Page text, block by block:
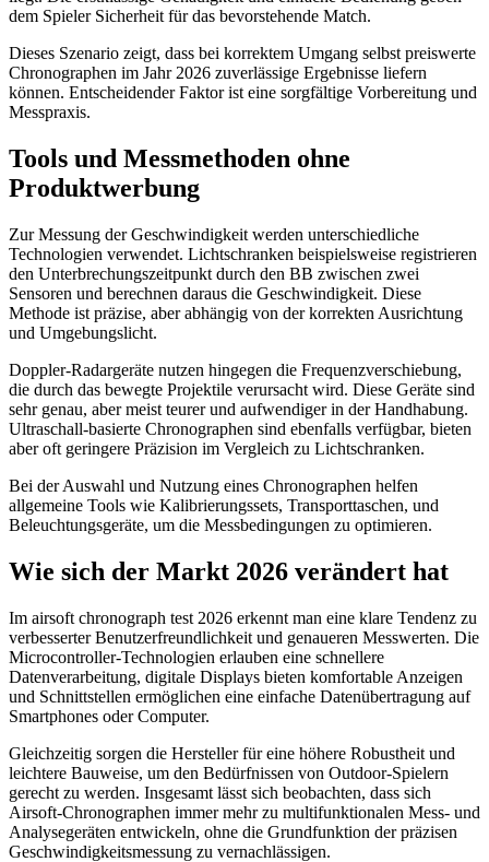
dem Spieler Sicherheit für das bevorstehende Match.
Dieses Szenario zeigt, dass bei korrektem Umgang selbst preiswerte
Chronographen im Jahr 2026 zuverlässige Ergebnisse liefern
können. Entscheidender Faktor ist eine sorgfältige Vorbereitung und
Messpraxis.
Tools und Messmethoden ohne
Produktwerbung
Zur Messung der Geschwindigkeit werden unterschiedliche
Technologien verwendet. Lichtschranken beispielsweise registrieren
den Unterbrechungszeitpunkt durch den BB zwischen zwei
Sensoren und berechnen daraus die Geschwindigkeit. Diese
Methode ist präzise, aber abhängig von der korrekten Ausrichtung
und Umgebungslicht.
Doppler-Radargeräte nutzen hingegen die Frequenzverschiebung,
die durch das bewegte Projektile verursacht wird. Diese Geräte sind
sehr genau, aber meist teurer und aufwendiger in der Handhabung.
Ultraschall-basierte Chronographen sind ebenfalls verfügbar, bieten
aber oft geringere Präzision im Vergleich zu Lichtschranken.
Bei der Auswahl und Nutzung eines Chronographen helfen
allgemeine Tools wie Kalibrierungssets, Transporttaschen, und
Beleuchtungsgeräte, um die Messbedingungen zu optimieren.
Wie sich der Markt 2026 verändert hat
Im airsoft chronograph test 2026 erkennt man eine klare Tendenz zu
verbesserter Benutzerfreundlichkeit und genaueren Messwerten. Die
Microcontroller-Technologien erlauben eine schnellere
Datenverarbeitung, digitale Displays bieten komfortable Anzeigen
und Schnittstellen ermöglichen eine einfache Datenübertragung auf
Smartphones oder Computer.
Gleichzeitig sorgen die Hersteller für eine höhere Robustheit und
leichtere Bauweise, um den Bedürfnissen von Outdoor-Spielern
gerecht zu werden. Insgesamt lässt sich beobachten, dass sich
Airsoft-Chronographen immer mehr zu multifunktionalen Mess- und
Analysegeräten entwickeln, ohne die Grundfunktion der präzisen
Geschwindigkeitsmessung zu vernachlässigen.